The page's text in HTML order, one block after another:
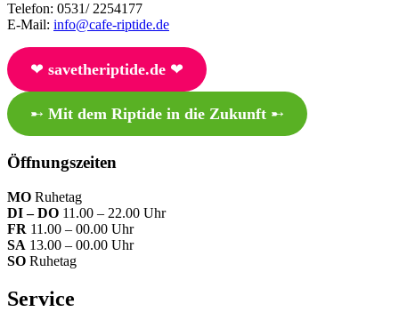
Telefon: 0531/ 2254177
E-Mail: info@cafe-riptide.de
❤︎ savetheriptide.de❤︎
➸ Mit dem Riptide in die Zukunft➸
Öffnungszeiten
MO Ruhetag
DI – DO 11.00 – 22.00 Uhr
FR 11.00 – 00.00 Uhr
SA 13.00 – 00.00 Uhr
SO Ruhetag
Service